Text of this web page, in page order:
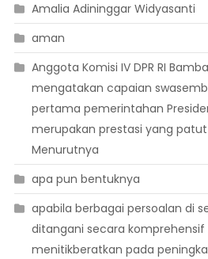
Amalia Adininggar Widyasanti
aman
Anggota Komisi IV DPR RI
mengatakan capaian
pertama pemerintahan
merupakan prestasi yang patut
Menurutnya
apa pun bentuknya
apabila berbagai persoalan di
ditangani secara komprehensif
menitikberatkan pada